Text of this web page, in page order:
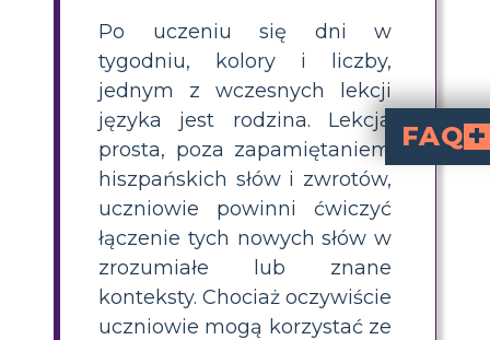
Po uczeniu się dni w
tygodniu, kolory i liczby,
jednym z wczesnych lekcji
języka jest rodzina. Lekcja
prosta, poza zapamiętaniem
hiszpańskich słów i zwrotów,
uczniowie powinni ćwiczyć
łączenie tych nowych słów w
zrozumiałe lub znane
konteksty. Chociaż oczywiście
uczniowie mogą korzystać ze
FAQ